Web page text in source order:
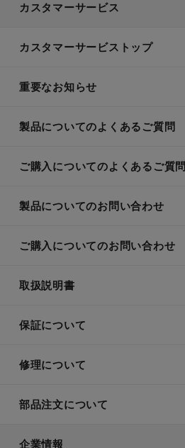
カスタマーサービス
カスタマーサービストップ
重要なお知らせ
製品についてのよくあるご質問
ご購入についてのよくあるご質問
製品についてのお問い合わせ
ご購入についてのお問い合わせ
取扱説明書
保証について
修理について
部品注文について
企業情報